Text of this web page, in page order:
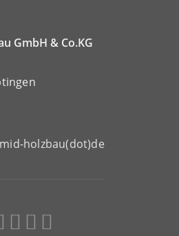
GmbH & Co.KG
holzbau(dot)de